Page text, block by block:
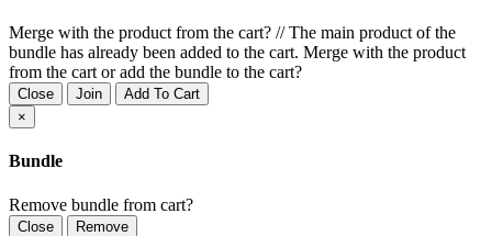
Merge with the product from the cart? //The main product of the
bundle has already been added to the cart. Merge with the product
from the cart or add the bundle to the cart?
Close Join
Add To Cart
×
Bundle
Remove bundle from cart?
Close Remove